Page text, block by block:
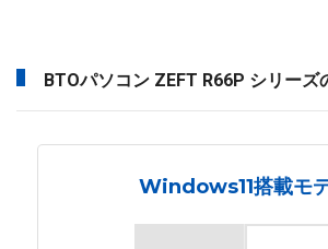
BTOパソコン ZEFT R66P シリーズ
Windows11搭載モ